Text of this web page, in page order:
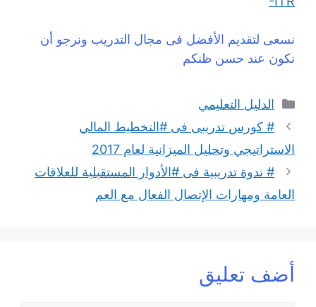
نسعى لتقديم الأفضل فى مجال التدريب ونرجو أن
نكون عند حسن ظنكم
التصنيفات
الدليل التعليمي
# كورس تدريبى فى #التخطيط المالي
الاستراتيجي وتحليل الميزانية لعام 2017
# ندوة تدريبية فى #الأدوار المستقبلية للعلاقات
العامة ومهارات الإتصال الفعال مع العم
أضف تعليق